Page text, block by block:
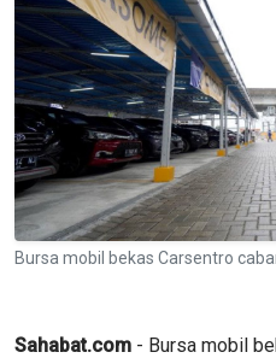
Bursa mobil bekas Carsentro
Sahabat.com - Bursa mobil